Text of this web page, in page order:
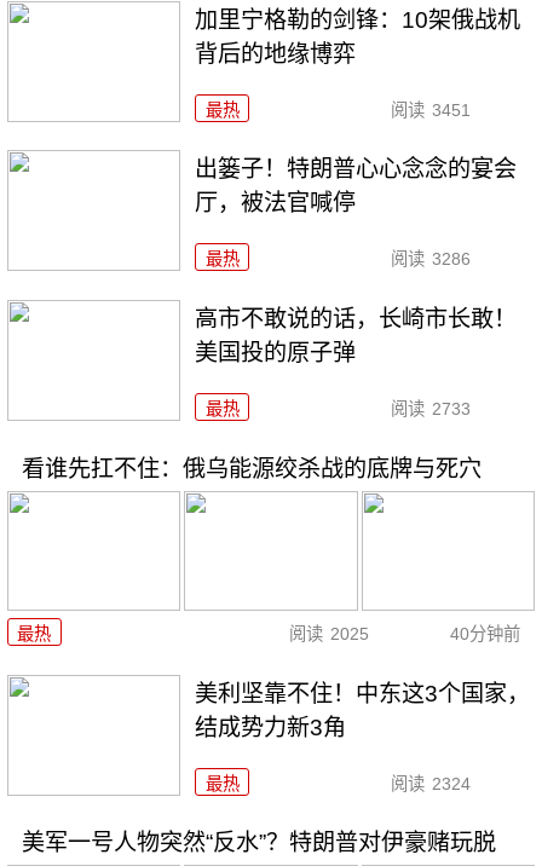
加里宁格勒的剑锋：10架俄战机
背后的地缘博弈
最热 阅读 3451
出篓子！特朗普心心念念的宴会
厅，被法官喊停
最热 阅读 3286
高市不敢说的话，长崎市长敢！
美国投的原子弹
最热 阅读 2733
看谁先扛不住：俄乌能源绞杀战的底牌与死穴
最热 阅读 2025 40分钟前
美利坚靠不住！中东这3个国家，
结成势力新3角
最热 阅读 2324
美军一号人物突然“反水”？特朗普对伊豪赌玩脱